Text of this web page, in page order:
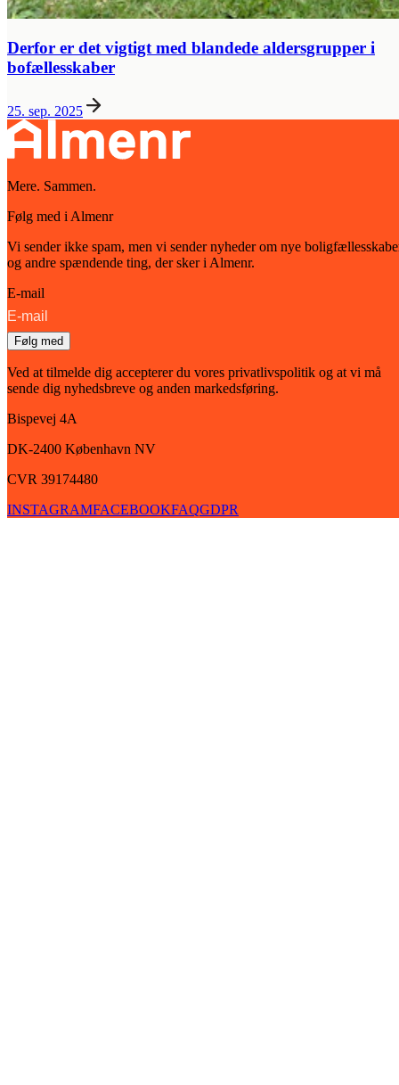
Derfor er det vigtigt med blandede aldersgrupper i
bofællesskaber
25. sep. 2025
Mere. Sammen.
Følg med i Almenr
Vi sender ikke spam, men vi sender nyheder om nye
og andre spændende ting, der sker i Almenr.
E-mail
Følg med
Ved at tilmelde dig accepterer du vores privatlivspolitik og at vi må
sende dig nyhedsbreve og anden markedsføring.
Bispevej 4A
DK-2400 København NV
CVR 39174480
INSTAGRAMFACEBOOKFAQGDPR